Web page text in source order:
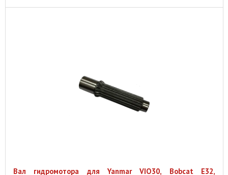
Вал гидромотора для Yanmar VIO30, Bobcat E32,